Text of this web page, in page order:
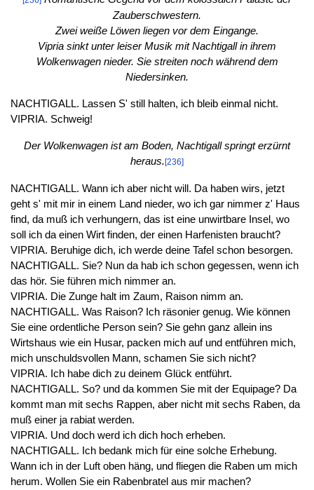
Zauberschwestern.
Zwei weiße Löwen liegen vor dem Eingange.
Vipria sinkt unter leiser Musik mit Nachtigall in ihrem
Wolkenwagen nieder. Sie streiten noch während dem
Niedersinken.
NACHTIGALL. Lassen S' still halten, ich bleib einmal nicht.
VIPRIA. Schweig!
Der Wolkenwagen ist am Boden, Nachtigall springt erzürnt
heraus.[236]
NACHTIGALL. Wann ich aber nicht will. Da haben wirs, jetzt
geht s' mit mir in einem Land nieder, wo ich gar nimmer z' Haus
find, da muß ich verhungern, das ist eine unwirtbare Insel, wo
soll ich da einen Wirt finden, der einen Harfenisten braucht?
VIPRIA. Beruhige dich, ich werde deine Tafel schon besorgen.
NACHTIGALL. Sie? Nun da hab ich schon gegessen, wenn ich
das hör. Sie führen mich nimmer an.
VIPRIA. Die Zunge halt im Zaum, Raison nimm an.
NACHTIGALL. Was Raison? Ich räsonier genug. Wie können
Sie eine ordentliche Person sein? Sie gehn ganz allein ins
Wirtshaus wie ein Husar, packen mich auf und entführen mich,
mich unschuldsvollen Mann, schamen Sie sich nicht?
VIPRIA. Ich habe dich zu deinem Glück entführt.
NACHTIGALL. So? und da kommen Sie mit der Equipage? Da
kommt man mit sechs Rappen, aber nicht mit sechs Raben, da
muß einer ja rabiat werden.
VIPRIA. Und doch werd ich dich hoch erheben.
NACHTIGALL. Ich bedank mich für eine solche Erhebung.
Wann ich in der Luft oben häng, und fliegen die Raben um mich
herum. Wollen Sie ein Rabenbratel aus mir machen?